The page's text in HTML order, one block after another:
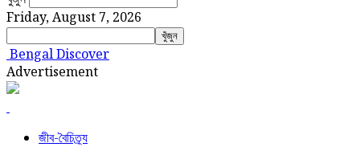
Friday, August 7, 2026
Bengal Discover
Advertisement
জীব-বৈচিত্র্য